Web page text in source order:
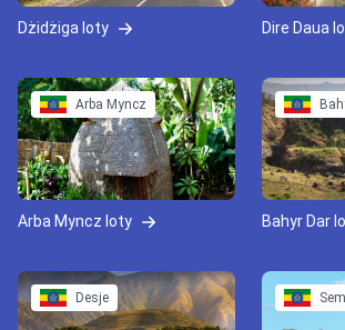
Dżidżiga loty Dire Daua
Arba Myncz
Arba Myncz loty Bahyr Dar
Desje